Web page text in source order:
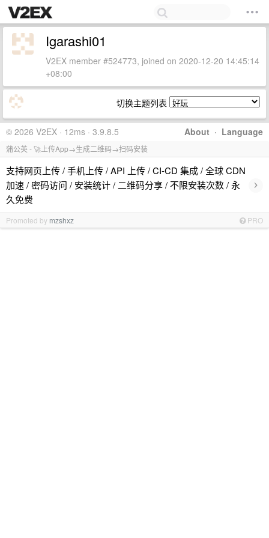
Igarashi01
V2EX member #524773, joined on 2020-12-20 14:45:14
+08:00
切换主题列表
About · Language
© 2026 V2EX · 12ms · 3.9.8.5
蒲公英 - 🚀上传App→生成二维码→扫码安装
支持网页上传 / 手机上传 / API 上传 / CI-CD 集成 / 全球 CDN
加速 / 密码访问 / 安装统计 / 二维码分享 / 不限安装次数 / 永
久免费
›
Promoted by mzshxz PRO